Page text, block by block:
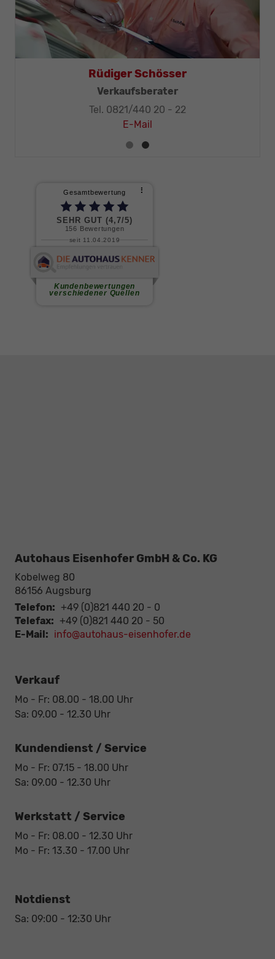
Rüdiger Schösser
Verkaufsberater
Tel. 0821/440 20 - 22
E-Mail
Autohaus Eisenhofer GmbH & Co. KG
Kobelweg 80
86156 Augsburg
Telefon: +49 (0)821 440 20 - 0
Telefax: +49 (0)821 440 20 - 50
E-Mail: info@autohaus-eisenhofer.de
Verkauf
Mo - Fr: 08.00 - 18.00 Uhr
Sa: 09.00 - 12.30 Uhr
Kundendienst / Service
Mo - Fr: 07.15 - 18.00 Uhr
Sa: 09.00 - 12.30 Uhr
Werkstatt / Service
Mo - Fr: 08.00 - 12.30 Uhr
Mo - Fr: 13.30 - 17.00 Uhr
Notdienst
Sa: 09:00 - 12:30 Uhr